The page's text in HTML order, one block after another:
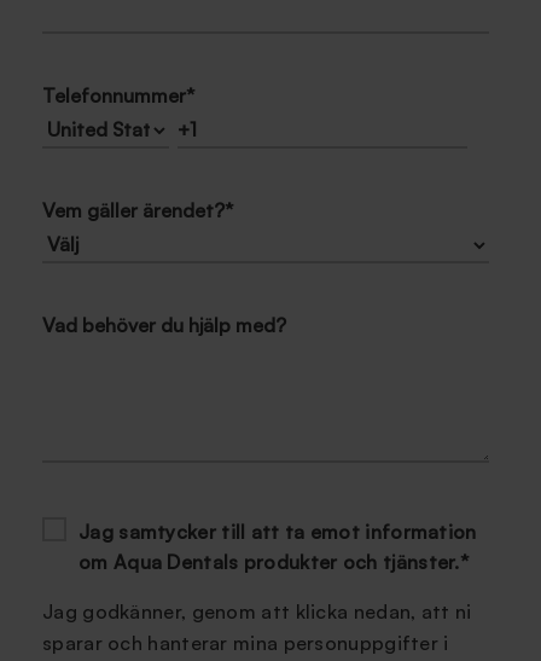
Telefonnummer*
Vem gäller ärendet?*
Vad behöver du hjälp med?
Jag samtycker till att ta emot information
om Aqua Dentals produkter och tjänster.*
Jag godkänner, genom att klicka nedan, att ni
sparar och hanterar mina personuppgifter i